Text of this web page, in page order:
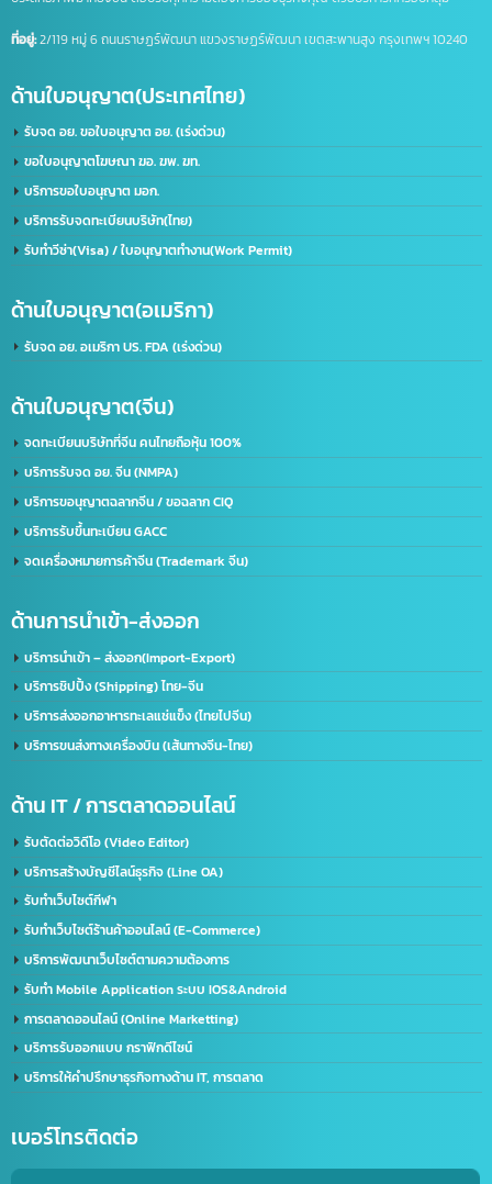
บริษัท อินเทลลิเจ็นซ์ บีสเน็ซ (ไทยเเลนด์) จำกัด
เราคือผู้นำในด้านการให้บริการ IT ครบวงจร โดยให้บริการลูกค้าทั้งภาครัฐและเอกชนชั้นนำ
50 องค์กร ด้วยความเชี่ยวชาญของเรา จะช่วยพัฒนาธุรกิจของคุณให้ก้าวไกลและมี
ประสิทธิภาพมากยิ่งขึ้น ตอบรับทุกความต้องการของธุรกิจคุณ ด้วยบริการที่ครอบคลุม
ด้านใบอนุญาต(ประเทศไทย)
ขอใบอนุญาตโฆษณา ฆอ. ฆพ. ฆท.
บริการขอใบอนุญาต มอก.
บริการรับจดทะเบียนบริษัท(ไทย)
รับทำวีซ่า(Visa) / ใบอนุญาตทำงาน(Work Permit)
ด้านใบอนุญาต(อเมริกา)
รับจด​ อย.​ อเมริกา US. FDA​ (เร่งด่วน)
ด้านใบอนุญาต(จีน)
จดทะเบียนบริษัทที่จีน คนไทยถือหุ้น 100%
บริการรับจด อย. จีน (NMPA)
บริการรับขึ้นทะเบียน GACC
จดเครื่องหมายการค้าจีน (Trademark จีน)
ด้านการนำเข้า-ส่งออก
บริการนำเข้า – ส่งออก(Import-Export)
บริการชิปปิ้ง (Shipping) ไทย-จีน
บริการส่งออกอาหารทะเลแช่แข็ง (ไทยไปจีน)
บริการขนส่งทางเครื่องบิน (เส้นทางจีน-ไทย)
ด้าน IT / การตลาดออนไลน์
รับตัดต่อวิดีโอ (Video Editor)
บริการสร้างบัญชีไลน์ธุรกิจ (Line OA)